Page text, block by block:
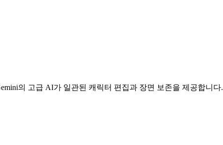
의 고급 AI가 일관된 캐릭터 편집과 장면 보존을 제공합니다.